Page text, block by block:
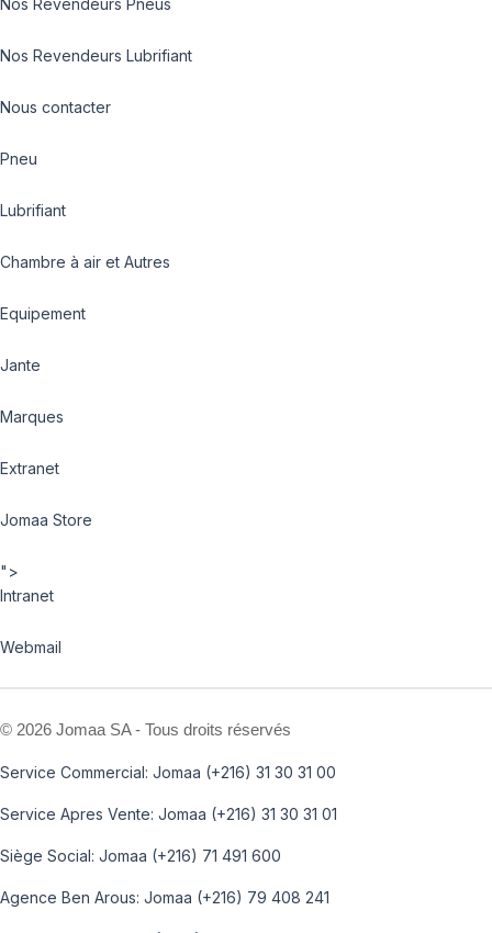
Nos Revendeurs Pneus
Nos Revendeurs Lubrifiant
Nous contacter
Pneu
Lubrifiant
Chambre à air et Autres
Equipement
Jante
Marques
Extranet
Jomaa Store
">
Intranet
Webmail
© 2026 Jomaa SA - Tous droits réservés
Service Commercial: Jomaa (+216) 31 30 31 00
Service Apres Vente: Jomaa (+216) 31 30 31 01
Siège Social: Jomaa (+216) 71 491 600
Agence Ben Arous: Jomaa (+216) 79 408 241